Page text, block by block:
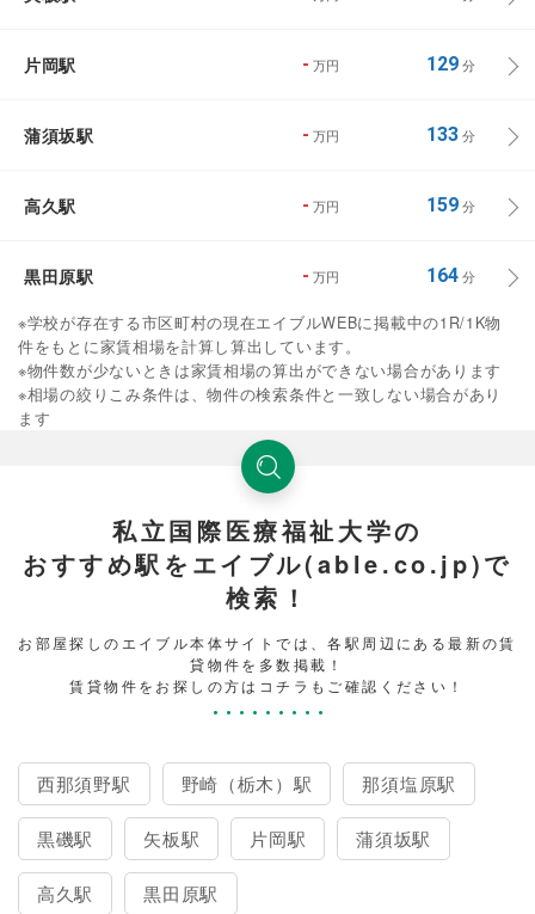
片岡駅 - 万円 129分
蒲須坂駅 - 万円 133分
高久駅 - 万円 159分
黒田原駅 - 万円 164分
※学校が存在する市区町村の現在エイブルWEBに掲載中の1R/1K物
件をもとに家賃相場を計算し算出しています。
※物件数が少ないときは家賃相場の算出ができない場合があります
※相場の絞りこみ条件は、物件の検索条件と一致しない場合があり
ます
私立国際医療福祉大学の
おすすめ駅をエイブル(able.co.jp)で
検索！
お部屋探しのエイブル本体サイトでは、各駅周辺にある最新の賃
貸物件を多数掲載！
賃貸物件をお探しの方はコチラもご確認ください！
西那須野駅 野崎（栃木）駅 那須塩原駅
黒磯駅 矢板駅 片岡駅 蒲須坂駅
高久駅 黒田原駅